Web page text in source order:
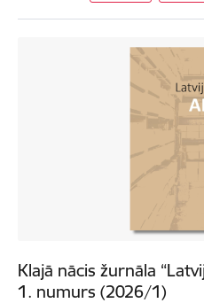
Klajā nācis žurnāla
1. numurs (2026/1)